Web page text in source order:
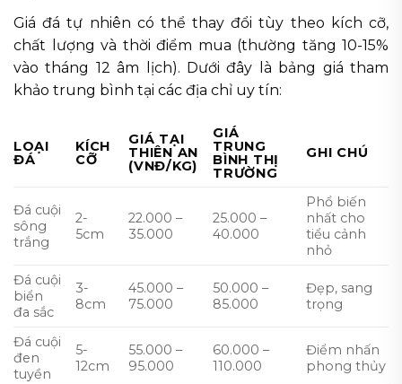
Giá đá tự nhiên có thể thay đổi tùy theo kích cỡ,
chất lượng và thời điểm mua (thường tăng 10-15%
vào tháng 12 âm lịch). Dưới đây là bảng giá tham
khảo trung bình tại các địa chỉ uy tín:
LOẠI
ĐÁ
KÍCH
CỠ
GIÁ TẠI
THIÊN AN
(VNĐ/KG)
GIÁ
TRUNG
BÌNH THỊ
TRƯỜNG
GHI CHÚ
Đá cuội
sông
trắng
2-
5cm
22.000 –
35.000
25.000 –
40.000
Phổ biến
nhất cho
tiểu cảnh
nhỏ
Đá cuội
biển
đa sắc
3-
8cm
45.000 –
75.000
50.000 –
85.000
Đẹp, sang
trọng
Đá cuội
đen
tuyền
5-
12cm
55.000 –
95.000
60.000 –
110.000
Điểm nhấn
phong thủy